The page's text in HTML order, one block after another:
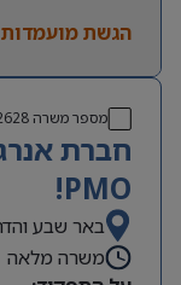
הגשת מועמדות
מספר משרה
חברת
PMO!
באר שבע
משרה מלאה